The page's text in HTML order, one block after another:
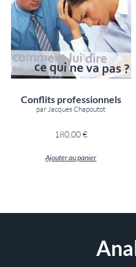
Conflits professionnels
par Jacques Chapoutot
180,00€
Ajouter au panier